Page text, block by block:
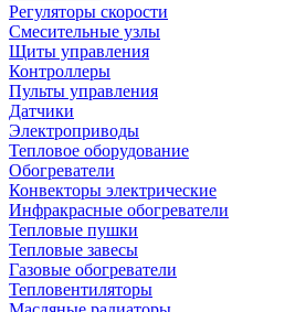
Регуляторы скорости
Смесительные узлы
Щиты управления
Контроллеры
Пульты управления
Датчики
Электроприводы
Тепловое оборудование
Обогреватели
Конвекторы электрические
Инфракрасные обогреватели
Тепловые пушки
Тепловые завесы
Газовые обогреватели
Тепловентиляторы